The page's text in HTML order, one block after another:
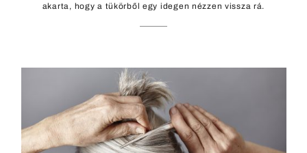
akarta, hogy a tükörből egy idegen nézzen vissza rá.